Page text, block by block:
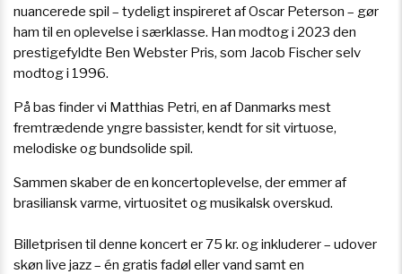
nuancerede spil – tydeligt inspireret af Oscar Peterson – gør
ham til en oplevelse i særklasse. Han modtog i 2023 den
prestigefyldte Ben Webster Pris, som Jacob Fischer selv
modtog i 1996.
På bas finder vi Matthias Petri, en af Danmarks mest
fremtrædende yngre bassister, kendt for sit virtuose,
melodiske og bundsolide spil.
Sammen skaber de en koncertoplevelse, der emmer af
brasiliansk varme, virtuositet og musikalsk overskud.
Billetprisen til denne koncert er 75 kr. og inkluderer – udover
skøn live jazz – én gratis fadøl eller vand samt en